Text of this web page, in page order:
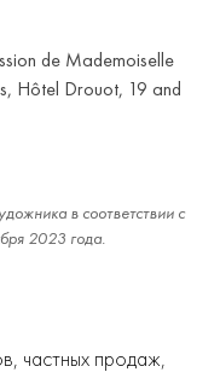
de Mademoiselle
Hôtel Drouot, 19 and
в соответствии с
2023 года.
частных продаж,